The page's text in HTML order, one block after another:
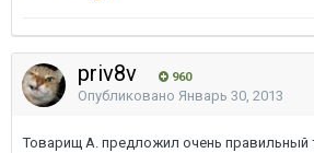
priv8v 960
Опубликовано Январь 30, 2013
Товарищ А. предложил очень правильный